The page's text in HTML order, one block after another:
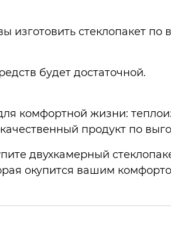
изготовить стеклопакет
будет достаточной.
комфортной жизни:
продукт по
двухкамерный
окупится вашим